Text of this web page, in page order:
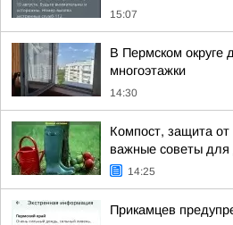
15:07
В Пермском округе
многоэтажки
14:30
Компост, защита
важные советы для
14:25
Прикамцев